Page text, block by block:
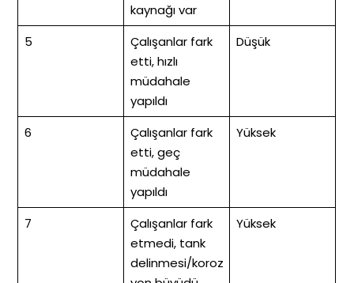
kaynağı var
5
Çalışanlar fark
etti, hızlı
müdahale
yapıldı
Düşük
6
Çalışanlar fark
etti, geç
müdahale
yapıldı
Yüksek
7
Çalışanlar fark
etmedi, tank
delinmesi/koroz
Yüksek